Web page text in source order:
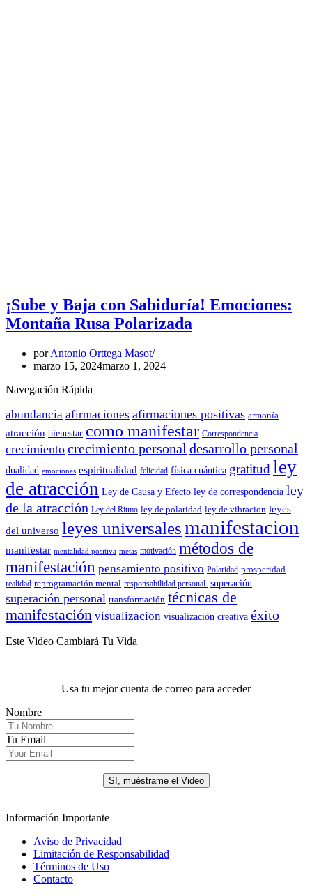
¡Sube y Baja con Sabiduría! Emociones:
Montaña Rusa Polarizada
porAntonio Orttega Masot
marzo 15, 2024marzo 1, 2024
Navegación Rápida
abundancia afirmaciones afirmaciones positivas armonía
atracción bienestar como manifestar Correspondencia
crecimiento crecimiento personal desarrollo personal
dualidad emociones espiritualidad felicidad física cuántica gratitudley
de atracción Ley de Causa y Efecto ley de correspondencia ley
de la atracción Ley del Ritmo ley de polaridad ley de vibracion leyes
del universo leyes universalesmanifestacion
manifestar mentalidad positiva metas motivación métodos de
manifestación pensamiento positivo Polaridad prosperidad
realidad reprogramación mental responsabilidad personal. superación
superación personal transformación técnicas de
manifestación visualizacion visualización creativa éxito
Este Video Cambiará Tu Vida
Usa tu mejor cuenta de correo para acceder
Nombre
Tu Email
SI, muéstrame el Video
Información Importante
Aviso de Privacidad
Limitación de Responsabilidad
Términos de Uso
Contacto